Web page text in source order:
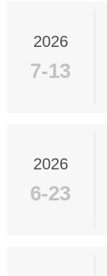
2026
7-13
2026
6-23